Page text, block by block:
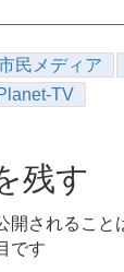
民メディア
TV
残す
開されること
です